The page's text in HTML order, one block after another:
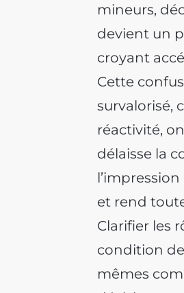
mineurs,
devient un
croyant
Cette
survalorisé,
réactivité,
délaisse la
et rend
Clarifier les
condition
mêmes